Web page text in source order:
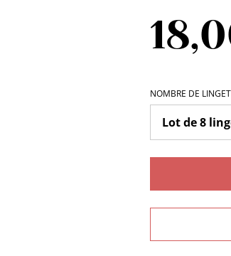
NOMBRE DE